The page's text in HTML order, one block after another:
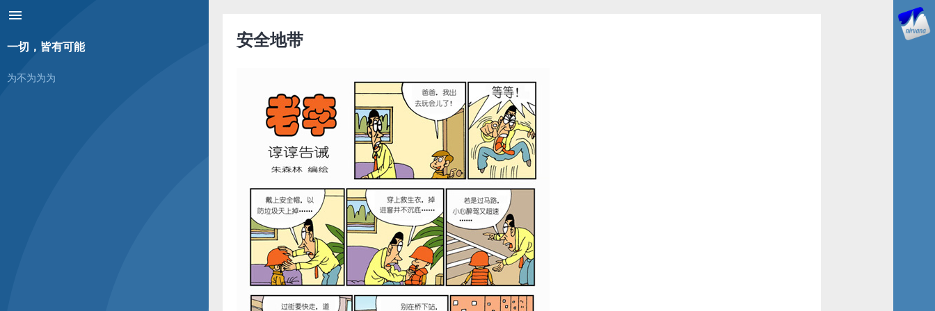
menu
一切，皆有可能
为不为为为
安全地带